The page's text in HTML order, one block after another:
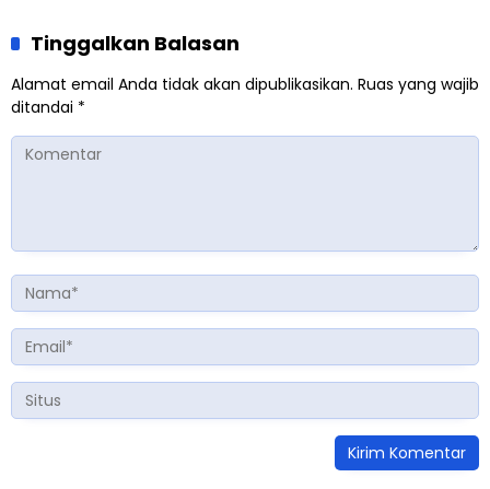
Tinggalkan Balasan
Alamat email Anda tidak akan dipublikasikan. Ruas yang wajib
ditandai *